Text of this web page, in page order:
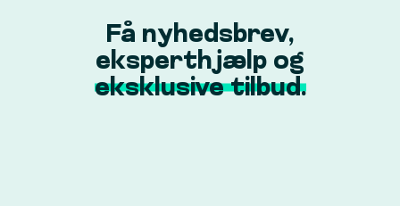
Få nyhedsbrev,
eksperthjælp og
eksklusive tilbud.